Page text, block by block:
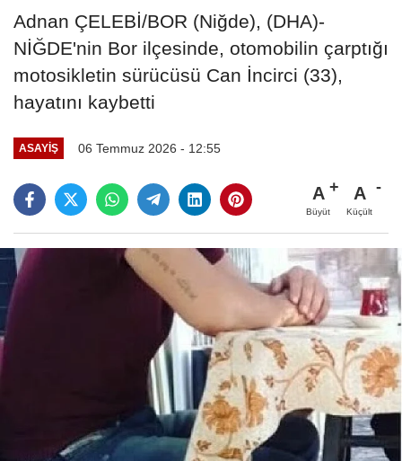
Adnan ÇELEBİ/BOR (Niğde), (DHA)-
NİĞDE'nin Bor ilçesinde, otomobilin çarptığı
motosikletin sürücüsü Can İncirci (33),
hayatını kaybetti
ASAYIŞ 06 Temmuz 2026 - 12:55
A
Büyüt
A
Küçült